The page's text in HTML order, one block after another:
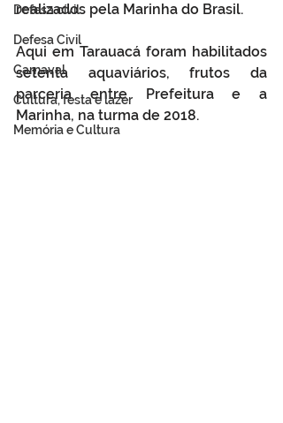
Defesa cívil
Defesa Civil
Carnaval
Cultura, festa e lazer
Memória e Cultura
realizados pela Marinha do Brasil.
Aqui em Tarauacá foram habilitados
setenta aquaviários, frutos da
parceria entre Prefeitura e a
Marinha, na turma de 2018.